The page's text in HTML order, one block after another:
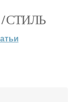
СТИЛЬ